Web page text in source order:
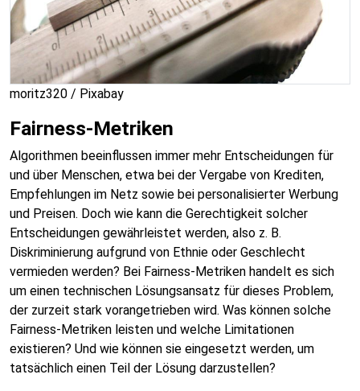
moritz320 / Pixabay
Fairness-Metriken
Algorithmen beeinflussen immer mehr Entscheidungen für
und über Menschen, etwa bei der Vergabe von Krediten,
Empfehlungen im Netz sowie bei personalisierter Werbung
und Preisen. Doch wie kann die Gerechtigkeit solcher
Entscheidungen gewährleistet werden, also z. B.
Diskriminierung aufgrund von Ethnie oder Geschlecht
vermieden werden? Bei Fairness-Metriken handelt es sich
um einen technischen Lösungsansatz für dieses Problem,
der zurzeit stark vorangetrieben wird. Was können solche
Fairness-Metriken leisten und welche Limitationen
existieren? Und wie können sie eingesetzt werden, um
tatsächlich einen Teil der Lösung darzustellen?